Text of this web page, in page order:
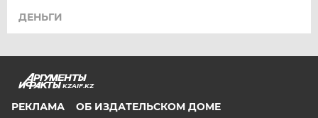
ДЕНЬГИ
KZAIF.KZ
РЕКЛАМА
ОБ ИЗДАТЕЛЬСКОМ ДОМЕ